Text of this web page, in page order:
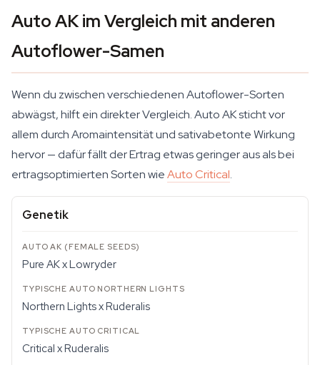
Auto AK im Vergleich mit anderen
Autoflower-Samen
Wenn du zwischen verschiedenen Autoflower-Sorten
abwägst, hilft ein direkter Vergleich. Auto AK sticht vor
allem durch Aromaintensität und sativabetonte Wirkung
hervor — dafür fällt der Ertrag etwas geringer aus als bei
ertragsoptimierten Sorten wieAuto Critical.
Genetik
Pure AK x Lowryder
Northern Lights x Ruderalis
Critical x Ruderalis